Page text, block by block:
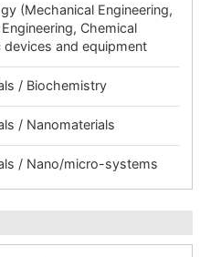
(Mechanical Engineering,
Chemical
devices and equipment
/ Biochemistry
/ Nanomaterials
/ Nano/micro-systems